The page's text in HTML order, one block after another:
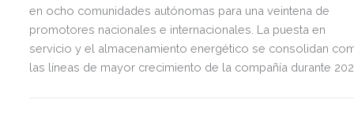
en ocho comunidades autónomas para una veintena de
promotores nacionales e internacionales. La puesta en
servicio y el almacenamiento energético se consolidan
las líneas de mayor crecimiento de la compañía durante